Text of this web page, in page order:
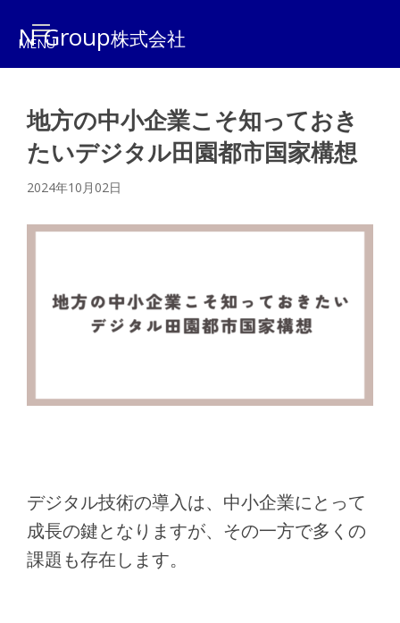
N Group株式会社
地方の中小企業こそ知っておき
たいデジタル田園都市国家構想
2024年10月02日
デジタル技術の導入は、中小企業にとって
成長の鍵となりますが、その一方で多くの
課題も存在します。